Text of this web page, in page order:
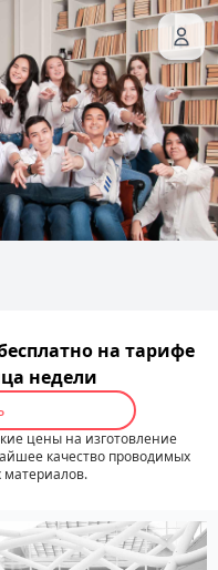
на тарифе
недели
цены на изготовление
качество проводимых
материалов.